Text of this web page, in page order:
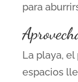
para
La playa,
espacios